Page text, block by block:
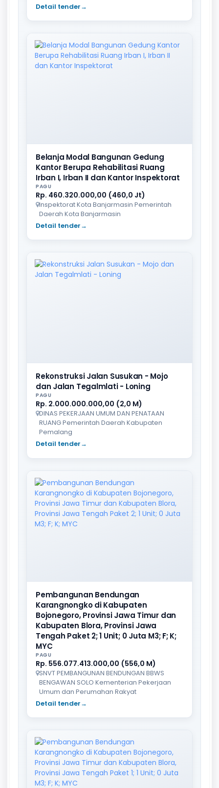
Detail tender→
Belanja Modal Bangunan Gedung
Kantor Berupa Rehabilitasi Ruang
Irban I, Irban II dan Kantor Inspektorat
PAGU
Rp. 460.320.000,00 (460,0 Jt)
Inspektorat Kota Banjarmasin Pemerintah
Daerah Kota Banjarmasin
Detail tender→
Rekonstruksi Jalan Susukan - Mojo
dan Jalan Tegalmlati - Loning
PAGU
Rp. 2.000.000.000,00 (2,0 M)
DINAS PEKERJAAN UMUM DAN PENATAAN
RUANG Pemerintah Daerah Kabupaten
Pemalang
Detail tender→
Pembangunan Bendungan
Karangnongko di Kabupaten
Bojonegoro, Provinsi Jawa Timur dan
Kabupaten Blora, Provinsi Jawa
Tengah Paket 2; 1 Unit; 0 Juta M3; F; K;
MYC
PAGU
Rp. 556.077.413.000,00 (556,0 M)
SNVT PEMBANGUNAN BENDUNGAN BBWS
BENGAWAN SOLO Kementerian Pekerjaan
Umum dan Perumahan Rakyat
Detail tender→